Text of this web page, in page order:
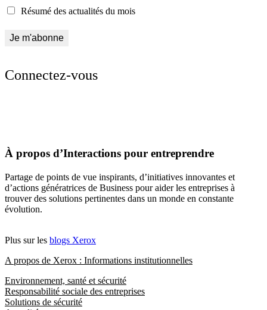
Résumé des actualités du mois
Connectez-vous
À propos d’Interactions pour entreprendre
Partage de points de vue inspirants, d’initiatives innovantes et
d’actions génératrices de Business pour aider les entreprises à
trouver des solutions pertinentes dans un monde en constante
évolution.
Plus sur les blogs Xerox
A propos de Xerox : Informations institutionnelles
Environnement, santé et sécurité
Responsabilité sociale des entreprises
Solutions de sécurité